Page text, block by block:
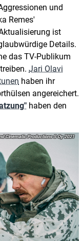
und
Remes'
ist
Details.
das TV-Publikum
Jari Olavi
haben ihr
angereichert.
haben den
Cinematic Productions S Oy 2021